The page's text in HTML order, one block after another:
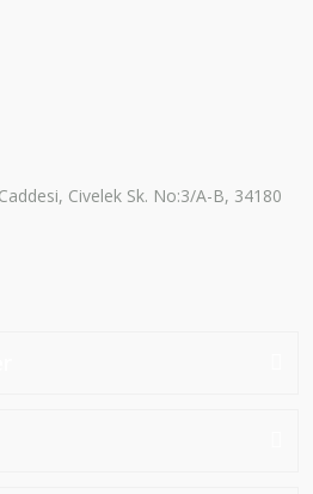
Civelek Sk. No:3/A-B, 34180